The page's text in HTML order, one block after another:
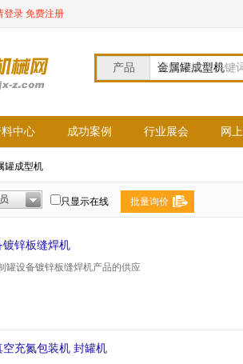
登录 免费注册
产品 请输入搜索关键
料中心 成功案例 行业展会 网
罐成型机
只显示在线 批量询价
镀锌板缝焊机
罐设备镀锌板缝焊机产品的供应
空充氮包装机 封罐机